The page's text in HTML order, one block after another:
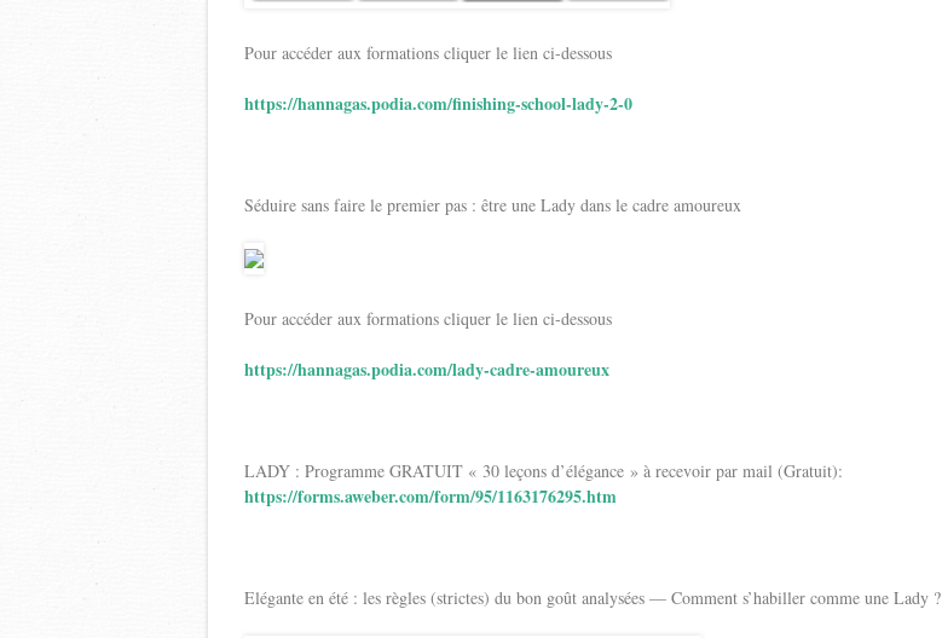
Pour accéder aux formations cliquer le lien ci-dessous
https://hannagas.podia.com/finishing-school-lady-2-0
Séduire sans faire le premier pas : être une Lady dans le cadre amoureux
Pour accéder aux formations cliquer le lien ci-dessous
https://hannagas.podia.com/lady-cadre-amoureux
LADY : Programme GRATUIT « 30 leçons d’élégance » à recevoir par mail (Gratuit):
https://forms.aweber.com/form/95/1163176295.htm
Elégante en été : les règles (strictes) du bon goût analysées — Comment s’habiller comme une Lady ?